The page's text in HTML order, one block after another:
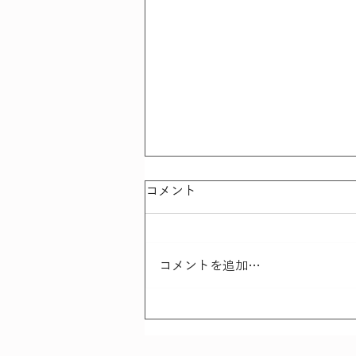
さんこつにっき - 最近の事
コメント
コメントを追加…